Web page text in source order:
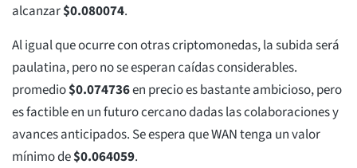
alcanzar$0.080074.
Al igual que ocurre con otras criptomonedas, la subida será
paulatina, pero no se esperan caídas considerables.
promedio$0.074736en precio es bastante ambicioso, pero
es factible en un futuro cercano dadas las colaboraciones y
avances anticipados. Se espera que WAN tenga un valor
mínimo de$0.064059.